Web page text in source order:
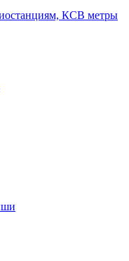
КСВ метры